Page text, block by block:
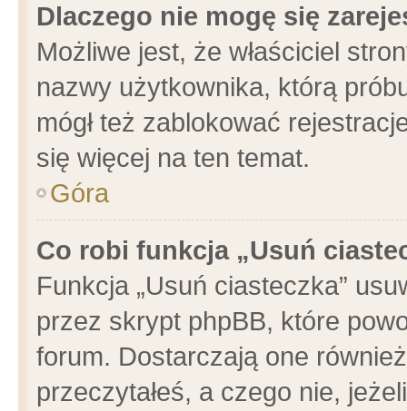
Dlaczego nie mogę się
Możliwe jest, że właściciel
nazwy użytkownika, którą
mógł też zablokować
się więcej na ten temat.
Góra
Co robi funkcja „Usuń
Funkcja „Usuń ciasteczka”
przez skrypt phpBB, które
forum. Dostarczają one
przeczytałeś, a czego nie,